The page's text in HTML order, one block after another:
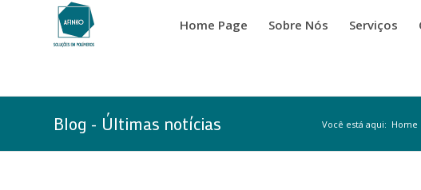
Home Page Sobre Nós Serviços
Blog - Últimas notícias Você está aqui: Home